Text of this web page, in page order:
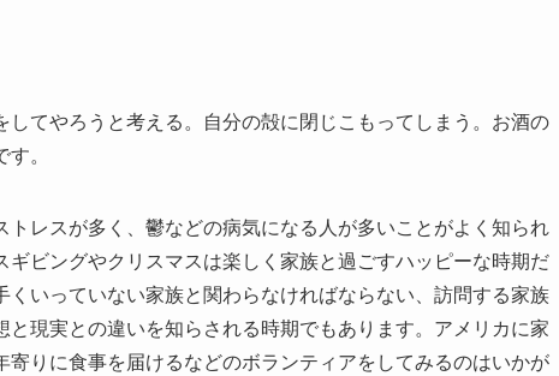
てやろうと考える。自分の殻に閉じこもってしまう。お酒の
。
レスが多く、鬱などの病気になる人が多いことがよく知られ
ビングやクリスマスは楽しく家族と過ごすハッピーな時期だ
いっていない家族と関わらなければならない、訪問する家族
現実との違いを知らされる時期でもあります。アメリカに家
りに食事を届けるなどのボランティアをしてみるのはいかが